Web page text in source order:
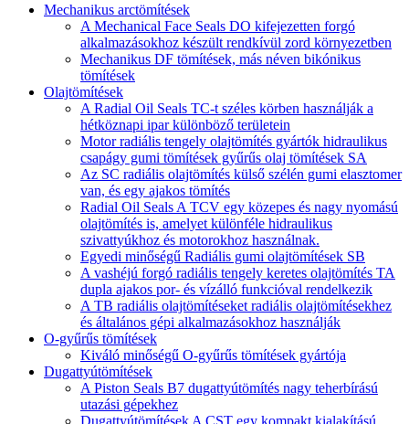
Mechanikus arctömítések
A Mechanical Face Seals DO kifejezetten forgó
alkalmazásokhoz készült rendkívül zord környezetben
Mechanikus DF tömítések, más néven bikónikus
tömítések
Olajtömítések
A Radial Oil Seals TC-t széles körben használják a
hétköznapi ipar különböző területein
Motor radiális tengely olajtömítés gyártók hidraulikus
csapágy gumi tömítések gyűrűs olaj tömítések SA
Az SC radiális olajtömítés külső szélén gumi elasztomer
van, és egy ajakos tömítés
Radial Oil Seals A TCV egy közepes és nagy nyomású
olajtömítés is, amelyet különféle hidraulikus
szivattyúkhoz és motorokhoz használnak.
Egyedi minőségű Radiális gumi olajtömítések SB
A vashéjú forgó radiális tengely keretes olajtömítés TA
dupla ajakos por- és vízálló funkcióval rendelkezik
A TB radiális olajtömítéseket radiális olajtömítésekhez
és általános gépi alkalmazásokhoz használják
O-gyűrűs tömítések
Kiváló minőségű O-gyűrűs tömítések gyártója
Dugattyútömítések
A Piston Seals B7 dugattyútömítés nagy teherbírású
utazási gépekhez
Dugattyútömítések A CST egy kompakt kialakítású